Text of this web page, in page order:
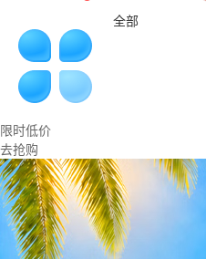
全部
限时低价
去抢购